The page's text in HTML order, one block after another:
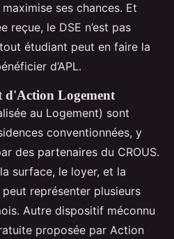
ses chances. Et
reçue, le DSE n’est pas
étudiant peut en faire la
d’APL.
d'Action Logement
au Logement) sont
conventionnées, y
des partenaires du CROUS.
surface, le loyer, et la
représenter plusieurs
Autre dispositif méconnu
proposée par Action